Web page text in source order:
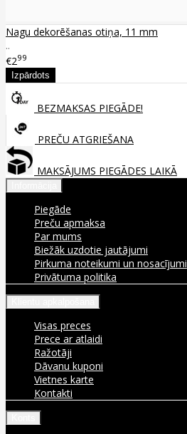
Nagu dekorēšanas otiņa, 11 mm
..
€299
BEZMAKSAS PIEGĀDE!
PREČU ATGRIEŠANA
MAKSĀJUMS PIEGĀDES LAIKĀ
Piegāde
Preču apmaksa
Par mums
Biežāk uzdotie jautājumi
Pirkuma noteikumi un nosacījumi
Privātuma politika
Visas preces
Prece ar atlaidi
Ražotāji
Dāvanu kuponi
Vietnes karte
Kontakti